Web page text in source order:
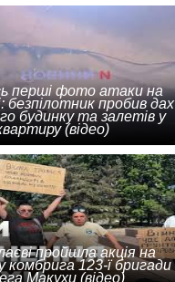
перші фото атаки на
безпілотник пробив дах
будинку та залетів у
(відео)
пройшла акція на
комбрига 123-ї бригади
Макухи (відео)